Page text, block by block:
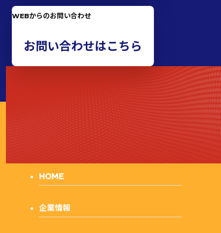
WEBからのお問い合わせ
お問い合わせはこちら
HOME
企業情報